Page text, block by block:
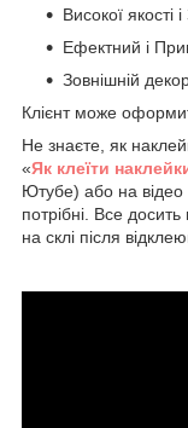
Високої якості
Ефектний і
Зовнішній
Клієнт може
Не знаєте, як
«Як клеїти
Ютубе) або на відео
потрібні. Все
на склі після